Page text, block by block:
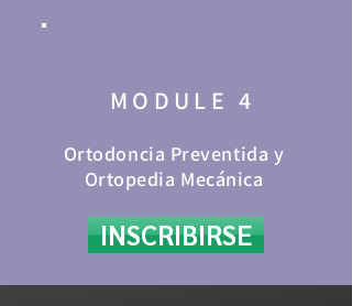
MODULE 4
Ortodoncia Preventida y
Ortopedia Mecánica
INSCRIBIRSE